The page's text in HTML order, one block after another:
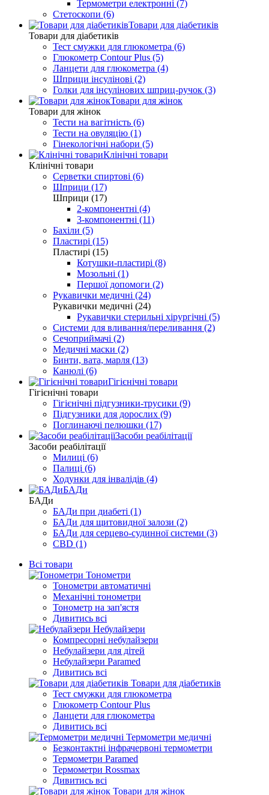
Термометри електронні (7)
Стетоскопи (6)
Товари для діабетиків
Товари для діабетиків
Тест смужки для глюкометра (6)
Глюкометр Contour Plus (5)
Ланцети для глюкометра (4)
Шприци інсулінові (2)
Голки для інсулінових шприц-ручок (3)
Товари для жінок
Товари для жінок
Тести на вагітність (6)
Тести на овуляцію (1)
Гінекологічні набори (5)
Клінічні товари
Клінічні товари
Серветки спиртові (6)
Шприци (17)
Шприци (17)
2-компонентні (4)
3-компонентні (11)
Бахіли (5)
Пластирі (15)
Пластирі (15)
Котушки-пластирі (8)
Мозольні (1)
Першої допомоги (2)
Рукавички медичні (24)
Рукавички медичні (24)
Рукавички стерильні хірургічні (5)
Системи для вливання/переливання (2)
Сечоприймачі (2)
Медичні маски (2)
Бинти, вата, марля (13)
Канюлі (6)
Гігієнічні товари
Гігієнічні товари
Гігієнічні підгузники-трусики (9)
Підгузники для дорослих (9)
Поглинаючі пелюшки (17)
Засоби реабілітації
Засоби реабілітації
Милиці (6)
Палиці (6)
Ходунки для інвалідів (4)
БАДи
БАДи
БАДи при диабеті (1)
БАДи для щитовидної залози (2)
БАДи для серцево-судинної системи (3)
CBD (1)
Всі товари
Тонометри
Тонометри автоматичні
Механічні тонометри
Тонометр на зап'ястя
Дивитись всі
Небулайзери
Компресорні небулайзери
Небулайзери для дітей
Небулайзери Paramed
Дивитись всі
Товари для діабетиків
Тест смужки для глюкометра
Глюкометр Contour Plus
Ланцети для глюкометра
Дивитись всі
Термометри медичні
Безконтактні інфрачервоні термометри
Термометри Paramed
Термометри Rossmax
Дивитись всі
Товари для жінок